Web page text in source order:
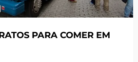
PARA COMER EM